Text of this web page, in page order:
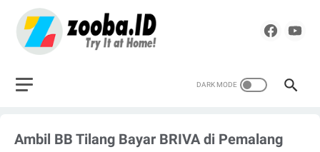
Ambil BB Tilang Bayar BRIVA di Pemalang